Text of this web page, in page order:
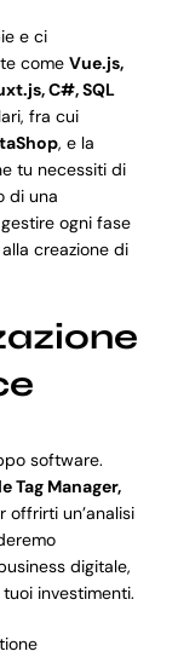
e ci
come Vue.js,
C#, SQL
fra cui
, e la
tu necessiti di
di una
ogni fase
creazione di
software.
Tag Manager,
offrirti un’analisi
digitale,
investimenti.